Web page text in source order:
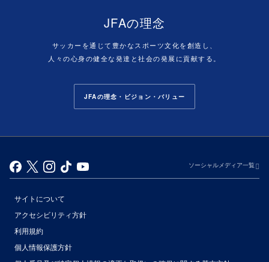
JFAの理念
サッカーを通じて豊かなスポーツ文化を創造し、
人々の心身の健全な発達と社会の発展に貢献する。
JFAの理念・ビジョン・バリュー
ソーシャルメディア一覧
サイトについて
アクセシビリティ方針
利用規約
個人情報保護方針